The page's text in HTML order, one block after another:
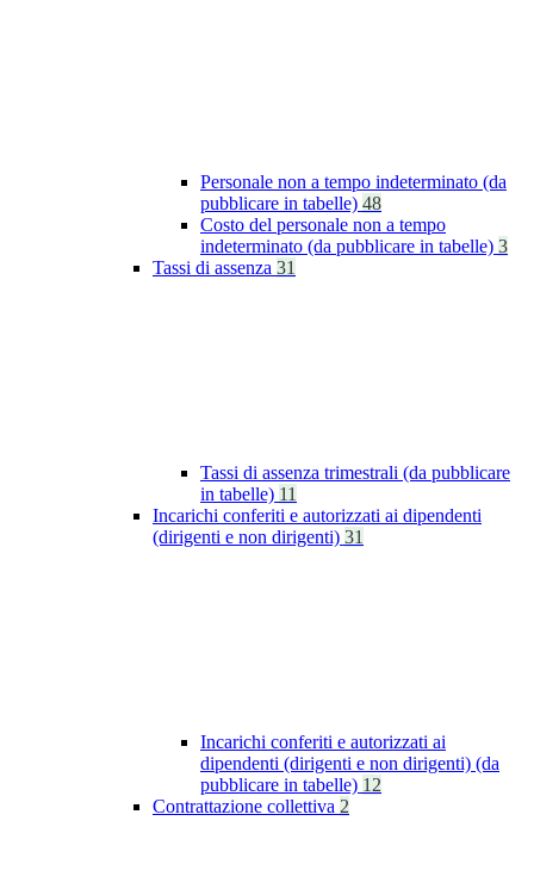
Personale non a tempo indeterminato (da
pubblicare in tabelle) 48
Costo del personale non a tempo
indeterminato (da pubblicare in tabelle) 3
Tassi di assenza 31
Tassi di assenza trimestrali (da pubblicare
in tabelle) 11
Incarichi conferiti e autorizzati ai dipendenti
(dirigenti e non dirigenti) 31
Incarichi conferiti e autorizzati ai
dipendenti (dirigenti e non dirigenti) (da
pubblicare in tabelle) 12
Contrattazione collettiva 2